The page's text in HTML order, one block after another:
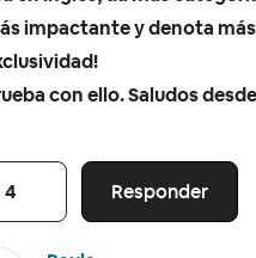
impactante y denota más
con ello. Saludos
Responder
4